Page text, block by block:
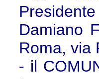
Damiano
Roma, via
- il